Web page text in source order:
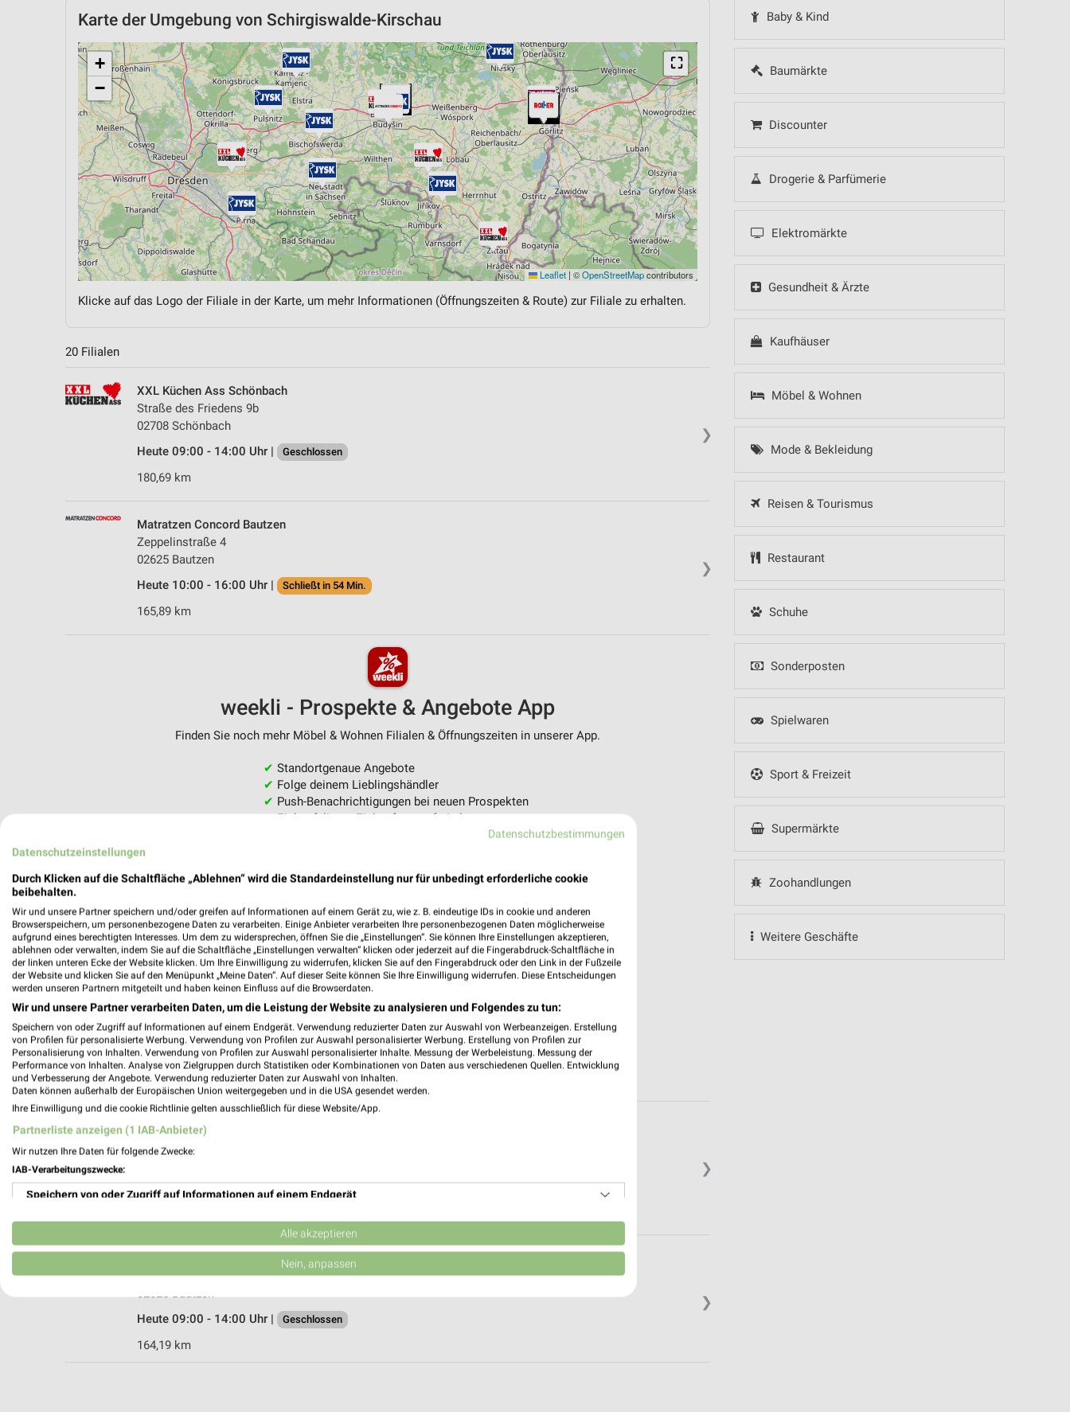
Baby & Kind
Baumärkte
Discounter
Drogerie & Parfümerie
Elektromärkte
Gesundheit & Ärzte
Kaufhäuser
Möbel & Wohnen
Mode & Bekleidung
Reisen & Tourismus
Restaurant
Schuhe
Sonderposten
Spielwaren
Sport & Freizeit
Supermärkte
Zoohandlungen
Weitere Geschäfte
Karte der Umgebung von Schirgiswalde-Kirschau
⛶
+
−
Leaflet | ©OpenStreetMapcontributors
Klicke auf das Logo der Filiale in der Karte, um mehr Informationen (Öffnungszeiten & Route) zur Filiale zu erhalten.
20 Filialen
❯
XXL Küchen Ass Schönbach
Straße des Friedens 9b
02708 Schönbach
Heute 09:00 - 14:00 Uhr |
Geschlossen
180,69 km
❯
Matratzen Concord Bautzen
Zeppelinstraße 4
02625 Bautzen
Heute 10:00 - 16:00 Uhr |
Schließt in 54 Min.
165,89 km
weekli - Prospekte & Angebote App
Finden Sie noch mehr Möbel & Wohnen Filialen & Öffnungszeiten in unserer App.
✔ Standortgenaue Angebote
✔ Folge deinem Lieblingshändler
✔ Push-Benachrichtigungen bei neuen Prospekten
✔Einkaufsliste - Einkauf stressfrei planen
❯
JYSK Bautzen
02625 Bautzen
Heute 09:30 - 18:00 Uhr | Geöffnet
❯
Dresdener Straße 60
02625 Bautzen
Heute 09:00 - 14:00 Uhr |
Geschlossen
164,19 km
Datenschutzbestimmungen
Datenschutzeinstellungen
Durch Klicken auf die Schaltfläche „Ablehnen“ wird die Standardeinstellung nur für unbedingt erforderliche cookie
beibehalten.
Wir und unsere Partner speichern und/oder greifen auf Informationen auf einem Gerät zu, wie z. B. eindeutige IDs in cookie und anderen
Browserspeichern, um personenbezogene Daten zu verarbeiten. Einige Anbieter verarbeiten Ihre personenbezogenen Daten möglicherweise
aufgrund eines berechtigten Interesses. Um dem zu widersprechen, öffnen Sie die „Einstellungen“. Sie können Ihre Einstellungen akzeptieren,
ablehnen oder verwalten, indem Sie auf die Schaltfläche „Einstellungen verwalten“ klicken oder jederzeit auf die Fingerabdruck-Schaltfläche in
der linken unteren Ecke der Website klicken. Um Ihre Einwilligung zu widerrufen, klicken Sie auf den Fingerabdruck oder den Link in der Fußzeile
der Website und klicken Sie auf den Menüpunkt „Meine Daten“. Auf dieser Seite können Sie Ihre Einwilligung widerrufen. Diese Entscheidungen
werden unseren Partnern mitgeteilt und haben keinen Einfluss auf die Browserdaten.
Wir und unsere Partner verarbeiten Daten, um die Leistung der Website zu analysieren und Folgendes zu tun:
Speichern von oder Zugriff auf Informationen auf einem Endgerät. Verwendung reduzierter Daten zur Auswahl von Werbeanzeigen. Erstellung
von Profilen für personalisierte Werbung. Verwendung von Profilen zur Auswahl personalisierter Werbung. Erstellung von Profilen zur
Personalisierung von Inhalten. Verwendung von Profilen zur Auswahl personalisierter Inhalte. Messung der Werbeleistung. Messung der
Performance von Inhalten. Analyse von Zielgruppen durch Statistiken oder Kombinationen von Daten aus verschiedenen Quellen. Entwicklung
und Verbesserung der Angebote. Verwendung reduzierter Daten zur Auswahl von Inhalten.
Daten können außerhalb der Europäischen Union weitergegeben und in die USA gesendet werden.
Ihre Einwilligung und die cookie Richtlinie gelten ausschließlich für diese Website/App.
Partnerliste anzeigen (1 IAB-Anbieter)
Wir nutzen Ihre Daten für folgende Zwecke:
IAB-Verarbeitungszwecke:
Speichern von oder Zugriff auf Informationen auf einem Endgerät
Verwendung reduzierter Daten zur Auswahl von Werbeanzeigen
Erstellung von Profilen für personalisierte Werbung
Erstellung von Profilen zur Personalisierung von Inhalten
Alle akzeptieren
Nein, anpassen